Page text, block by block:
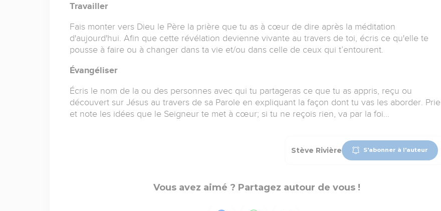
Travailler
Fais monter vers Dieu le Père la prière que tu as à cœur de dire après la méditation
d'aujourd'hui. Afin que cette révélation devienne vivante au travers de toi, écris ce qu'elle te
pousse à faire ou à changer dans ta vie et/ou dans celle de ceux qui t’entourent.
Évangéliser
Écris le nom de la ou des personnes avec qui tu partageras ce que tu as appris, reçu ou
découvert sur Jésus au travers de sa Parole en expliquant la façon dont tu vas les aborder. Prie
et note les idées que le Seigneur te met à cœur; si tu ne reçois rien, va par la foi...
Stève Rivière S'abonner à l'auteur
Vous avez aimé ? Partagez autour de vous !